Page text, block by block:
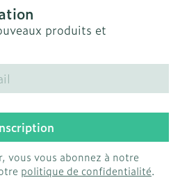
produits et
vous vous abonnez à notre
politique de confidentialité.